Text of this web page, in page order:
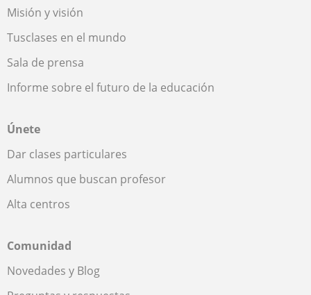
Misión y visión
Tusclases en el mundo
Sala de prensa
Informe sobre el futuro de la educación
Únete
Dar clases particulares
Alumnos que buscan profesor
Alta centros
Comunidad
Novedades y Blog